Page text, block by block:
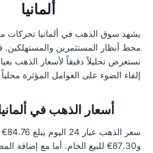
ألمانيا
يشهد سوق الذهب في ألمانيا تحركات
محط أنظار المستثمرين والمستهلكين.
نستعرض تحليلاً دقيقاً لأسعار الذهب
إلقاء الضوء على العوامل المؤثرة محلياً
أسعار الذهب في
سعر
و87.30€ للبيع الخام. أما مع إضافة